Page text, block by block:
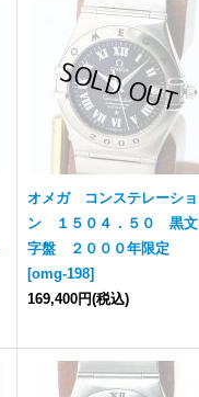
オメガ コンステレーショ
ン １５０４．５０ 黒文
字盤 ２０００年限定
[omg-198]
169,400円(税込)